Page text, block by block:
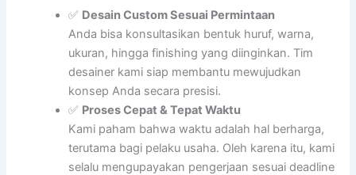
✅ Desain Custom Sesuai Permintaan
Anda bisa konsultasikan bentuk huruf, warna,
ukuran, hingga finishing yang diinginkan. Tim
desainer kami siap membantu mewujudkan
konsep Anda secara presisi.
✅ Proses Cepat & Tepat Waktu
Kami paham bahwa waktu adalah hal berharga,
terutama bagi pelaku usaha. Oleh karena itu, kami
selalu mengupayakan pengerjaan sesuai deadline